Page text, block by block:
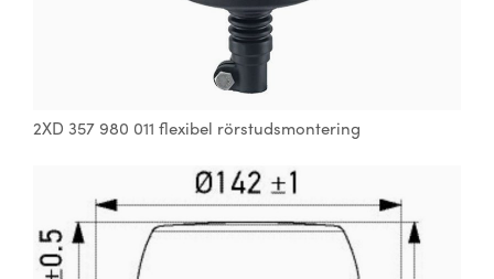
2XD 357 980 011 flexibel rörstudsmontering